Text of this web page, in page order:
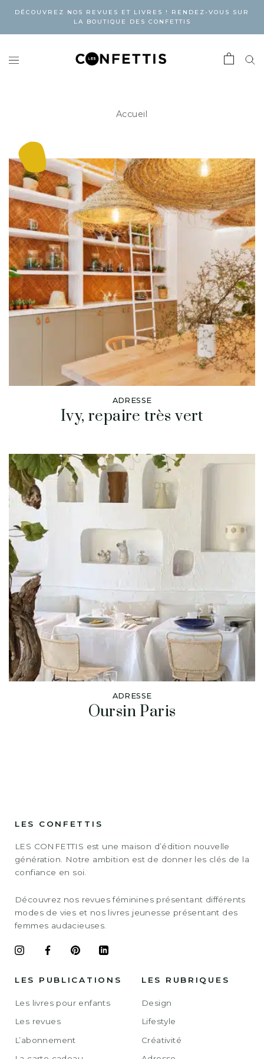
DÉCOUVREZ NOS REVUES ET LIVRES ! RENDEZ-VOUS SUR
LA BOUTIQUE DES CONFETTIS
Accueil
ADRESSE
Ivy, repaire très vert
ADRESSE
Oursin Paris
LES CONFETTIS
LES CONFETTIS est une maison d’édition nouvelle
génération. Notre ambition est de donner les clés de la
confiance en soi.
Découvrez nos revues féminines présentant différents
modes de vies et nos livres jeunesse présentant des
femmes audacieuses.
LES PUBLICATIONS
Les livres pour enfants
Les revues
L’abonnement
LES RUBRIQUES
Design
Lifestyle
Créativité